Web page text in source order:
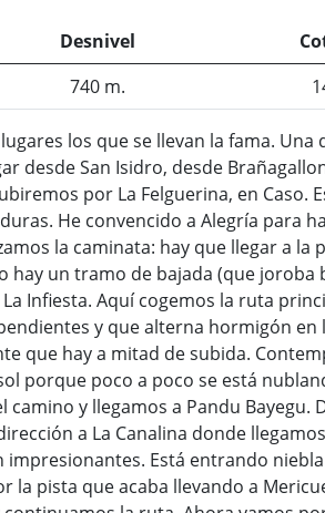
Desnivel
740 m.
los que se llevan la fama. Una
desde San Isidro, desde
por La Felguerina, en Caso.
He convencido a Alegría para
la caminata: hay que llegar a la
hay un tramo de bajada (que joroba
Infiesta. Aquí cogemos la ruta
y que alterna hormigón en
que hay a mitad de subida.
porque poco a poco se está
y llegamos a Pandu Bayegu.
a La Canalina donde
impresionantes. Está entrando
pista que acaba llevando a